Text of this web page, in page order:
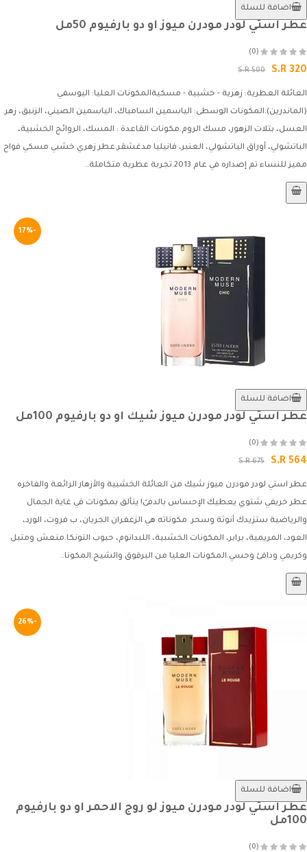
اضافة للسلة
عطر استي لودر مودرن ميوز او دو بارفيوم 50مل
(0)
S.R 320
S.R 500
العائلة العطرية: زهرية - خشبية - مسكيةالمكونات العليا: اليوسفي
(الماندرين).المكونات الوسطى: الياسمين السامباك، الياسمين الصيني، الزنبق، زهر
العسل، بتلات الزهور، مسك الروم.مكونات القاعدة : المسك، الروائح الخشبية،
الباتشولي، أوراق الباتشولي، العنبر، فانيليا مدغشقر.عطر زهري خشبي مسكي فواح
مميز للنساء تم إصداره في عام 2013.تجربة عطرية متكاملة..
-17%
اضافة للسلة
عطر استي لودر مودرن ميوز شيك او دو بارفيوم 100مل
(0)
S.R 564
S.R 675
عطر استي لودر مودرن ميوز شيك من العائلة الخشبية والأزهار الرائعة والفاخره
عطر خريفي شتوي يعطيك الإحساس بالدفىْ! يتألق بمكونات في غاية الجمال
والرياضية ستزيدك أنوثة وسحر. مكوناته هي الزعفران الجريان، ب فروت، الورد،
العود، المريمية، برابر، المكونات الخشبية، اللبدانوم، حبوب التونكا.منعش ومتبل
وكريمي ودافئ وحسي.المكونات العليا من البرقوق والشيح.المكونا..
-26%
اضافة للسلة
عطر استي لودر مودرن ميوز لو روج الاحمر او دو بارفيوم
100مل
(0)